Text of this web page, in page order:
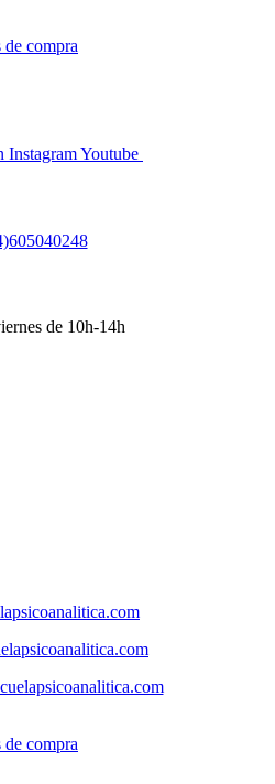
compra
InstagramYoutube
de 10h-14h
compra